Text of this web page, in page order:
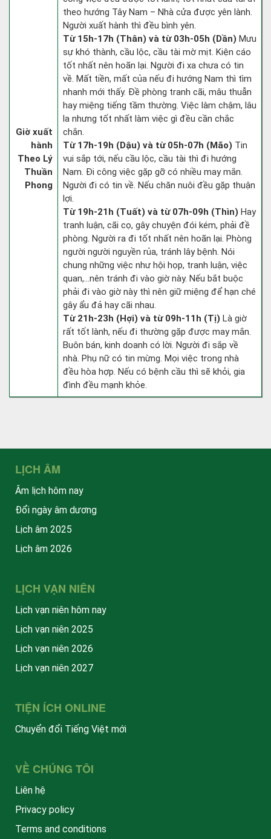
Giờ xuất
hành
Theo Lý
Thuần
Phong
theo hướng Tây Nam – Nhà cửa được yên lành.
Người xuất hành thì đều bình yên.
Từ 15h-17h (Thân) và từ 03h-05h (Dần) Mưu
sự khó thành, cầu lộc, cầu tài mờ mịt. Kiện cáo
tốt nhất nên hoãn lại. Người đi xa chưa có tin
về. Mất tiền, mất của nếu đi hướng Nam thì tìm
nhanh mới thấy. Đề phòng tranh cãi, mâu thuẫn
hay miệng tiếng tầm thường. Việc làm chậm, lâu
la nhưng tốt nhất làm việc gì đều cần chắc
chắn.
Từ 17h-19h (Dậu) và từ 05h-07h (Mão) Tin
vui sắp tới, nếu cầu lộc, cầu tài thì đi hướng
Nam. Đi công việc gặp gỡ có nhiều may mắn.
Người đi có tin về. Nếu chăn nuôi đều gặp thuận
lợi.
Từ 19h-21h (Tuất) và từ 07h-09h (Thìn) Hay
tranh luận, cãi cọ, gây chuyện đói kém, phải đề
phòng. Người ra đi tốt nhất nên hoãn lại. Phòng
người người nguyền rủa, tránh lây bệnh. Nói
chung những việc như hội họp, tranh luận, việc
quan,…nên tránh đi vào giờ này. Nếu bắt buộc
phải đi vào giờ này thì nên giữ miệng để hạn ché
gây ẩu đả hay cãi nhau.
Từ 21h-23h (Hợi) và từ 09h-11h (Tị) Là giờ
rất tốt lành, nếu đi thường gặp được may mắn.
Buôn bán, kinh doanh có lời. Người đi sắp về
nhà. Phụ nữ có tin mừng. Mọi việc trong nhà
đều hòa hợp. Nếu có bệnh cầu thì sẽ khỏi, gia
đình đều mạnh khỏe.
LỊCH ÂM
Âm lịch hôm nay
Đổi ngày âm dương
Lịch âm 2025
Lịch âm 2026
LỊCH VẠN NIÊN
Lịch vạn niên hôm nay
Lịch vạn niên 2025
Lịch vạn niên 2026
Lịch vạn niên 2027
TIỆN ÍCH ONLINE
Chuyển đổi Tiếng Việt mới
VỀ CHÚNG TÔI
Liên hệ
Privacy policy
Terms and conditions